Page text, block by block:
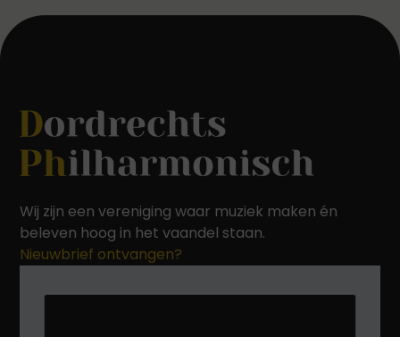
Wij zijn een vereniging waar muziek maken én
beleven hoog in het vaandel staan.
Nieuwbrief ontvangen?